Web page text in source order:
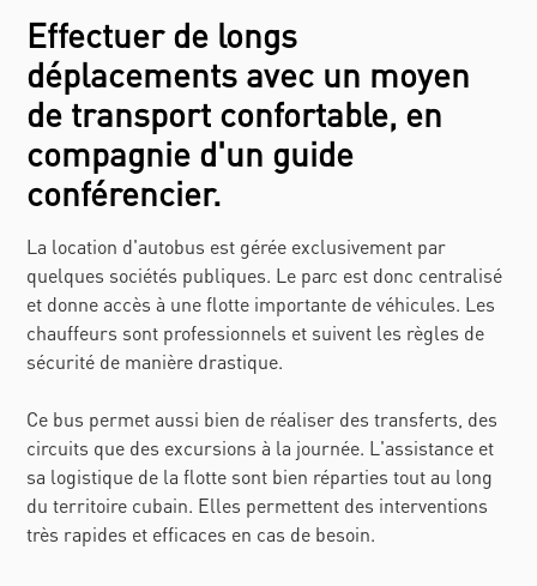
Effectuer de longs
déplacements avec un moyen
de transport confortable, en
compagnie d'un guide
conférencier.
La location d'autobus est gérée exclusivement par
quelques sociétés publiques. Le parc est donc centralisé
et donne accès à une flotte importante de véhicules. Les
chauffeurs sont professionnels et suivent les règles de
sécurité de manière drastique.
Ce bus permet aussi bien de réaliser des transferts, des
circuits que des excursions à la journée. L'assistance et
sa logistique de la flotte sont bien réparties tout au long
du territoire cubain. Elles permettent des interventions
très rapides et efficaces en cas de besoin.